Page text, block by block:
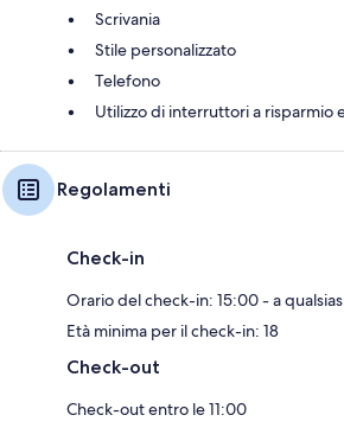
Scrivania
Stile personalizzato
Telefono
Utilizzo di interruttori a risparmio
Regolamenti
Check-in
Orario del check-in: 15:00 - a
Età minima per il check-in: 18
Check-out
Check-out entro le 11:00